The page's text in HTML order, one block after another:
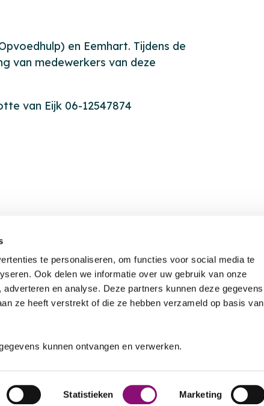
te personaliseren, om functies voor social media te
Ook delen we informatie over uw gebruik van onze
en analyse. Deze partners kunnen deze gegevens
ze heeft verstrekt of die ze hebben verzameld op basis van
kunnen ontvangen en verwerken.
Statistieken Marketing
en Eemhart. Tijdens de
van medewerkers van deze
van Eijk 06-12547874